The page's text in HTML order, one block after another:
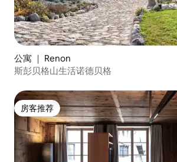
公寓 ｜ Renon
斯彭贝格山生活诺德贝格
房客推荐
房客推荐